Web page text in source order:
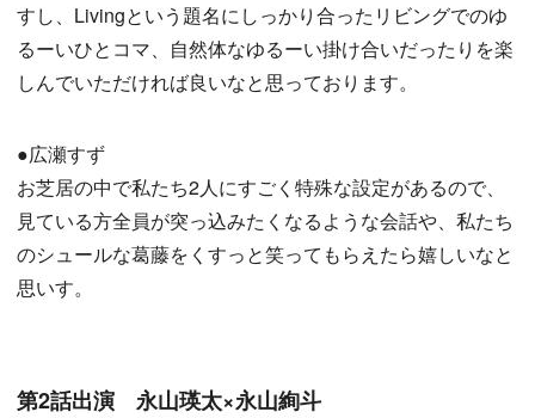
すし、Livingという題名にしっかり合ったリビングでのゆ
るーいひとコマ、自然体なゆるーい掛け合いだったりを楽
しんでいただければ良いなと思っております。
●広瀬すず
お芝居の中で私たち2人にすごく特殊な設定があるので、
見ている方全員が突っ込みたくなるような会話や、私たち
のシュールな葛藤をくすっと笑ってもらえたら嬉しいなと
思いす。
第2話出演 永山瑛太×永山絢斗